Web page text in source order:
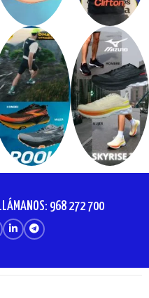
968 272 700